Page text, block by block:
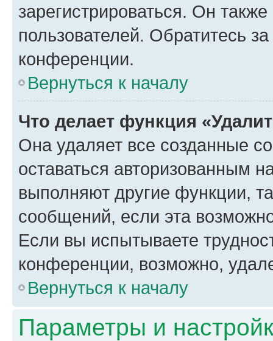
зарегистрироваться. Он
пользователей. Обратитесь
конференции.
Вернуться к началу
Что делает функция
Она удаляет все созданные
оставаться авторизованным
выполняют другие функции,
сообщений, если эта
Если вы испытываете
конференции, возможно,
Вернуться к началу
Параметры и